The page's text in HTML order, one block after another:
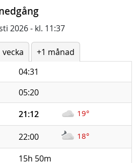
2026 - kl. 11:37
vecka
+1 månad
04:31
05:20
21:12 19°
22:00 18°
15h 50m